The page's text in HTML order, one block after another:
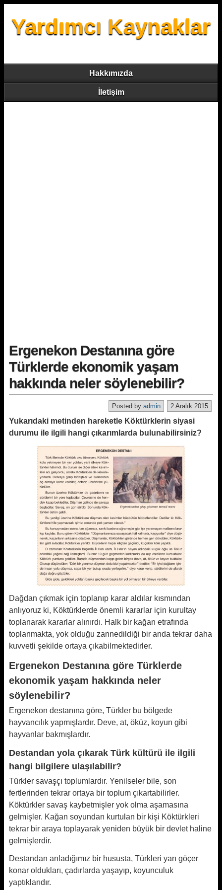
Yardımcı Kaynaklar
Hakkımızda
İletişim
Ergenekon Destanına göre
Türklerde ekonomik yaşam
hakkında neler söylenebilir?
2 Aralık 2015
Posted by admin
Yukarıdaki metinden hareketle Köktürklerin siyasi
durumu ile ilgili hangi çıkarımlarda bulunabilirsiniz?
Dağdan çıkmak için toplanıp karar aldılar kısmından
anlıyoruz ki, Köktürklerde önemli kararlar için kurultay
toplanarak kararlar alınırdı. Halk bir kağan etrafında
toplanmakta, yok olduğu zannedildiği bir anda tekrar daha
kuvvetli şekilde ortaya çıkabilmektedirler.
Ergenekon Destanına göre Türklerde
ekonomik yaşam hakkında neler
söylenebilir?
Ergenekon destanına göre, Türkler bu bölgede
hayvancılık yapmışlardır. Deve, at, öküz, koyun gibi
hayvanlar bakmışlardır.
Destandan yola çıkarak Türk kültürü ile ilgili
hangi bilgilere ulaşılabilir?
Türkler savaşçı toplumlardır. Yenilseler bile, son
fertlerinden tekrar ortaya bir toplum çıkartabilirler.
Köktürkler savaş kaybetmişler yok olma aşamasına
gelmişler. Kağan soyundan kurtulan bir kişi Köktürkleri
tekrar bir araya toplayarak yeniden büyük bir devlet haline
gelmişlerdir.
Destandan anladığımız bir hususta, Türkleri yarı göçer
konar oldukları, çadırlarda yaşayıp, koyunculuk
yaptıklarıdır.